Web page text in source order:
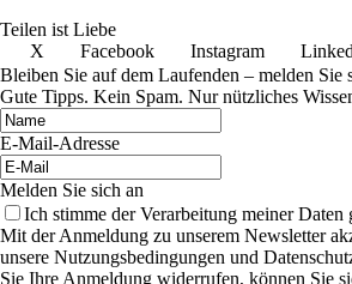
Teilen ist Liebe
X
Facebook Instagram
Bleiben Sie auf dem Laufenden – melden Sie
Gute Tipps. Kein Spam. Nur nützliches
E-Mail-Adresse
Melden Sie sich an
Ich stimme der Verarbeitung meiner Daten
Mit der Anmeldung zu unserem Newsletter
unsere Nutzungsbedingungen und
Sie Ihre Anmeldung widerrufen, können Sie